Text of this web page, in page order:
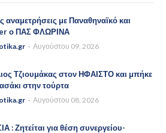
αναμετρήσεις με Παναθηναϊκό και
ο ΠΑΣ ΦΛΩΡΙΝΑ
Αυγούστου 09, 2026
Τζιουμάκας στον ΗΦΑΙΣΤΟ και μπήκε
στην τούρτα
Αυγούστου 08, 2026
: Ζητείται για θέση συνεργείου-